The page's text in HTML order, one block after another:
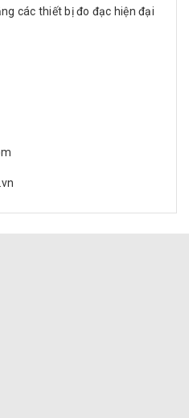
các thiết bị đo đạc hiện đại